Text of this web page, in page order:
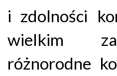
i zdolności
wielkim
różnorodne